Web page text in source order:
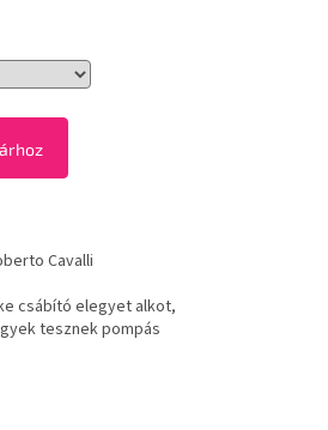
Cavalli
csábító elegyet alkot,
tesznek pompás